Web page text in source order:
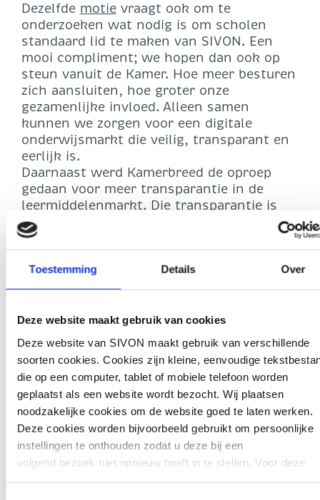
Toestemming Details Over
Deze website maakt gebruik van cookies
Deze website van SIVON maakt gebruik van verschillende
soorten cookies. Cookies zijn kleine, eenvoudige
die op een computer, tablet of mobiele telefoon worden
geplaatst als een website wordt bezocht. Wij plaatsen
noodzakelijke cookies om de website goed te laten werken.
Deze cookies worden bijvoorbeeld gebruikt om persoonlijke
instellingen te onthouden zodat u deze bij een
volgend bezoek niet opnieuw hoeft in te stellen. Voor deze
Dezelfde motie vraagt ook om te
onderzoeken wat nodig is om scholen
standaard lid te maken van SIVON. Een
mooi compliment; we hopen dan ook op
steun vanuit de Kamer. Hoe meer besturen
zich aansluiten, hoe groter onze
gezamenlijke invloed. Alleen samen
kunnen we zorgen voor een digitale
onderwijsmarkt die veilig, transparant en
eerlijk is.
Daarnaast werd Kamerbreed de oproep
gedaan voor meer transparantie in de
leermiddelenmarkt. Die transparantie is
cruciaal, omdat schoolbesturen moeten
kunnen vertrouwen op eerlijke informatie
over prijzen en voorwaarden. Pas dan
kunnen zij verantwoorde keuzes maken in
het belang van goed onderwijs.
maar gaf eerder aan onderzoeken van de
ACM
en het Ministerie van EZ op dit vlak
af te willen wachten voordat zij zich
beraadt op vervolgstappen. We zijn blij dat
KamerlidKisteman (VVD)het belang van
voortgang van het ACM onderzoek
benadrukt; hopelijk komt er snel
handelingsperspectief.
Tot slot kregen het terugdringen van het
aantal wegwerpboeken en het stimuleren